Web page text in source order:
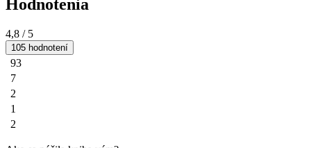
Hodnotenia
4,8 / 5
105 hodnotení
93
7
2
1
2